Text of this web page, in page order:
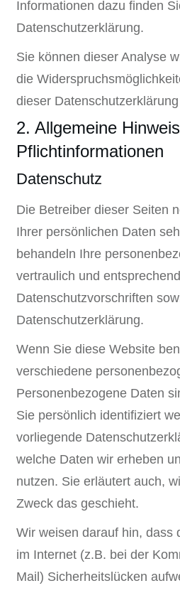
Informationen dazu finden
Datenschutzerklärung.
Sie können dieser Analyse
die
dieser
2. Allgemeine
Pflichtinformationen
Datenschutz
Die Betreiber dieser Seiten
Ihrer persönlichen Daten
behandeln Ihre
vertraulich und
Datenschutzvorschriften
Datenschutzerklärung.
Wenn Sie diese Website
verschiedene
Personenbezogene Daten
Sie persönlich identifiziert
vorliegende
welche Daten wir erheben
nutzen. Sie erläutert auch,
Zweck das geschieht.
Wir weisen darauf hin, dass
im Internet (z.B. bei der
Mail) Sicherheitslücken